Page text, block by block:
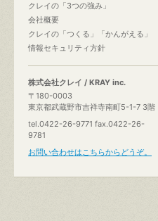
クレイの「3つの強み」
会社概要
クレイの「つくる」「かんがえる」
情報セキュリティ方針
株式会社クレイ / KRAY inc.
〒180-0003
東京都武蔵野市吉祥寺南町5-1-7 3階
tel.0422-26-9771 fax.0422-26-
9781
お問い合わせはこちらからどうぞ。